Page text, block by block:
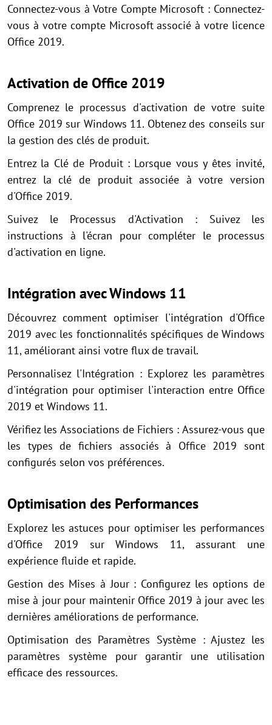
Connectez-vous à Votre Compte Microsoft : Connectez-
vous à votre compte Microsoft associé à votre licence
Office 2019.
Activation de Office 2019
Comprenez le processus d'activation de votre suite
Office 2019 sur Windows 11. Obtenez des conseils sur
la gestion des clés de produit.
Entrez la Clé de Produit : Lorsque vous y êtes invité,
entrez la clé de produit associée à votre version
d'Office 2019.
Suivez le Processus d'Activation : Suivez les
instructions à l'écran pour compléter le processus
d'activation en ligne.
Intégration avec Windows 11
Découvrez comment optimiser l'intégration d'Office
2019 avec les fonctionnalités spécifiques de Windows
11, améliorant ainsi votre flux de travail.
Personnalisez l'Intégration : Explorez les paramètres
d'intégration pour optimiser l'interaction entre Office
2019 et Windows 11.
Vérifiez les Associations de Fichiers : Assurez-vous que
les types de fichiers associés à Office 2019 sont
configurés selon vos préférences.
Optimisation des Performances
Explorez les astuces pour optimiser les performances
d'Office 2019 sur Windows 11, assurant une
expérience fluide et rapide.
Gestion des Mises à Jour : Configurez les options de
mise à jour pour maintenir Office 2019 à jour avec les
dernières améliorations de performance.
Optimisation des Paramètres Système : Ajustez les
paramètres système pour garantir une utilisation
efficace des ressources.